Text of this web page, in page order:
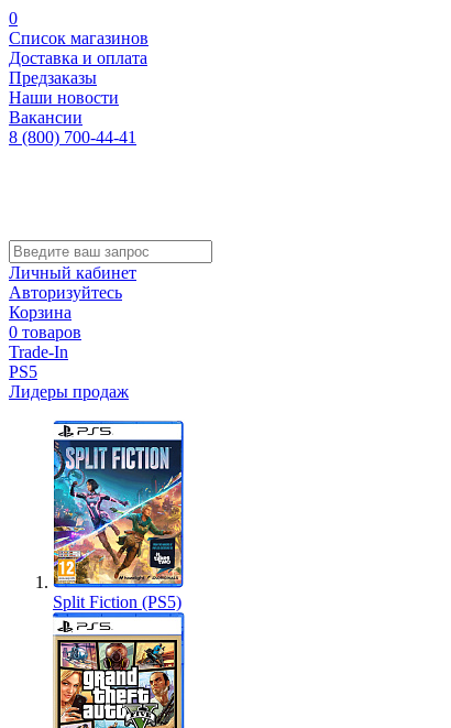
0
Список магазинов
Доставка и оплата
Предзаказы
Наши новости
Вакансии
8 (800) 700-44-41
Личный кабинет
Авторизуйтесь
Корзина
0 товаров
Trade-In
PS5
Лидеры продаж
Split Fiction (PS5)